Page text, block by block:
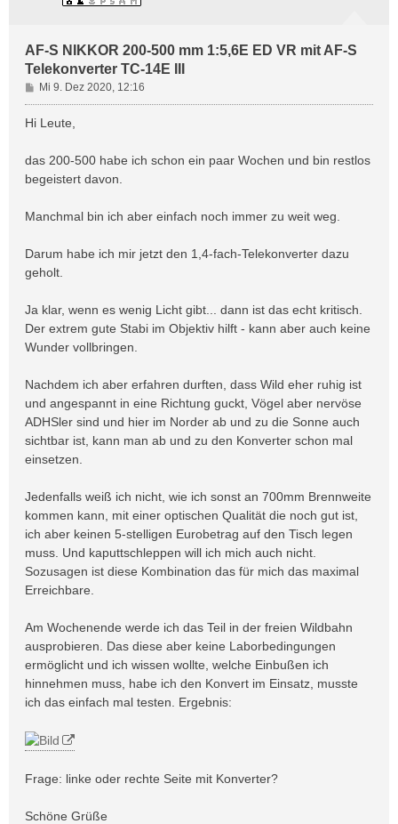
AF-S NIKKOR 200-500 mm 1:5,6E ED VR mit AF-S
Telekonverter TC-14E III
B
e
i
a
g
Mi 9. Dez 2020, 12:16
Hi Leute,
das 200-500 habe ich schon ein paar Wochen und bin restlos
begeistert davon.
Manchmal bin ich aber einfach noch immer zu weit weg.
Darum habe ich mir jetzt den 1,4-fach-Telekonverter dazu
geholt.
Ja klar, wenn es wenig Licht gibt... dann ist das echt kritisch.
Der extrem gute Stabi im Objektiv hilft - kann aber auch keine
Wunder vollbringen.
Nachdem ich aber erfahren durften, dass Wild eher ruhig ist
und angespannt in eine Richtung guckt, Vögel aber nervöse
ADHSler sind und hier im Norder ab und zu die Sonne auch
sichtbar ist, kann man ab und zu den Konverter schon mal
einsetzen.
Jedenfalls weiß ich nicht, wie ich sonst an 700mm Brennweite
kommen kann, mit einer optischen Qualität die noch gut ist,
ich aber keinen 5-stelligen Eurobetrag auf den Tisch legen
muss. Und kaputtschleppen will ich mich auch nicht.
Sozusagen ist diese Kombination das für mich das maximal
Erreichbare.
Am Wochenende werde ich das Teil in der freien Wildbahn
ausprobieren. Das diese aber keine Laborbedingungen
ermöglicht und ich wissen wollte, welche Einbußen ich
hinnehmen muss, habe ich den Konvert im Einsatz, musste
ich das einfach mal testen. Ergebnis:
Frage: linke oder rechte Seite mit Konverter?
Schöne Grüße